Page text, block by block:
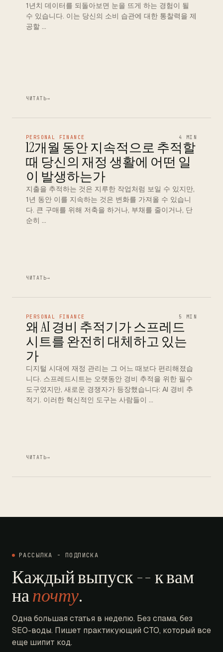
1년치 데이터를 되돌아보면 눈을 뜨게 하는 경험이 될
수 있습니다. 이는 당신의 소비 습관에 대한 통찰력을 제
공할 …
ЧИТАТЬ→
PERSONAL FINANCE 4 MIN
12개월 동안 지속적으로 추적할
때 당신의 재정 생활에 어떤 일
이 발생하는가
지출을 추적하는 것은 지루한 작업처럼 보일 수 있지만,
1년 동안 이를 지속하는 것은 변화를 가져올 수 있습니
다. 큰 구매를 위해 저축을 하거나, 부채를 줄이거나, 단
순히 …
ЧИТАТЬ→
PERSONAL FINANCE 5 MIN
왜 AI 경비 추적기가 스프레드
시트를 완전히 대체하고 있는
가
디지털 시대에 재정 관리는 그 어느 때보다 편리해졌습
니다. 스프레드시트는 오랫동안 경비 추적을 위한 필수
도구였지만, 새로운 경쟁자가 등장했습니다: AI 경비 추
적기. 이러한 혁신적인 도구는 사람들이 …
ЧИТАТЬ→
РАССЫЛКА - ПОДПИСКА
Каждый выпуск -- к вам
напочту.
Одна большая статья в неделю. Без спама, без
SEO-воды. Пишет практикующий CTO, который все
еще шипит код.